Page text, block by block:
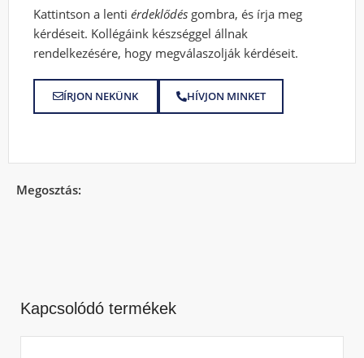
Kattintson a lentiérdeklődés gombra, és írja meg
kérdéseit. Kollégáink készséggel állnak
rendelkezésére, hogy megválaszolják kérdéseit.
ÍRJON NEKÜNK HÍVJON MINKET
Megosztás:
Kapcsolódó termékek